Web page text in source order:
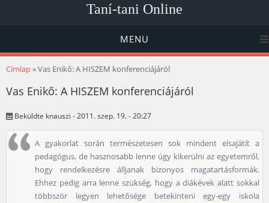
Taní-tani Online
MENU
Jelenlegi hely
Címlap» Vas Enikő: A HISZEM konferenciájáról
Vas Enikő: A HISZEM konferenciájáról
Beküldte knauszi - 2011. szep. 19. - 20:27
A gyakorlat során természetesen sok mindent elsajátít a
pedagógus, de hasznosabb lenne úgy kikerülni az egyetemről,
hogy rendelkezésre álljanak bizonyos magatartásformák.
Ehhez pedig arra lenne szükség, hogy a diákévek alatt sokkal
többször legyen lehetősége betekinteni egy-egy iskola